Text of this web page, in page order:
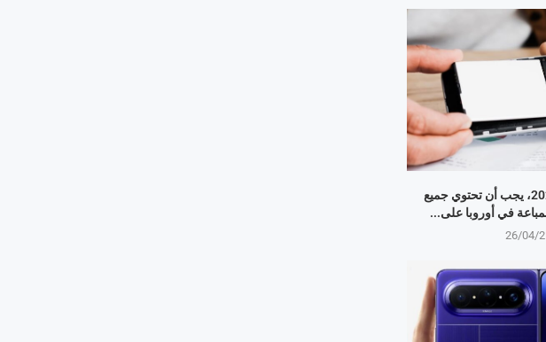
اعتبارًا من عام 2027، يجب أن تحتوي جميع
في أوروبا على...
26/04/